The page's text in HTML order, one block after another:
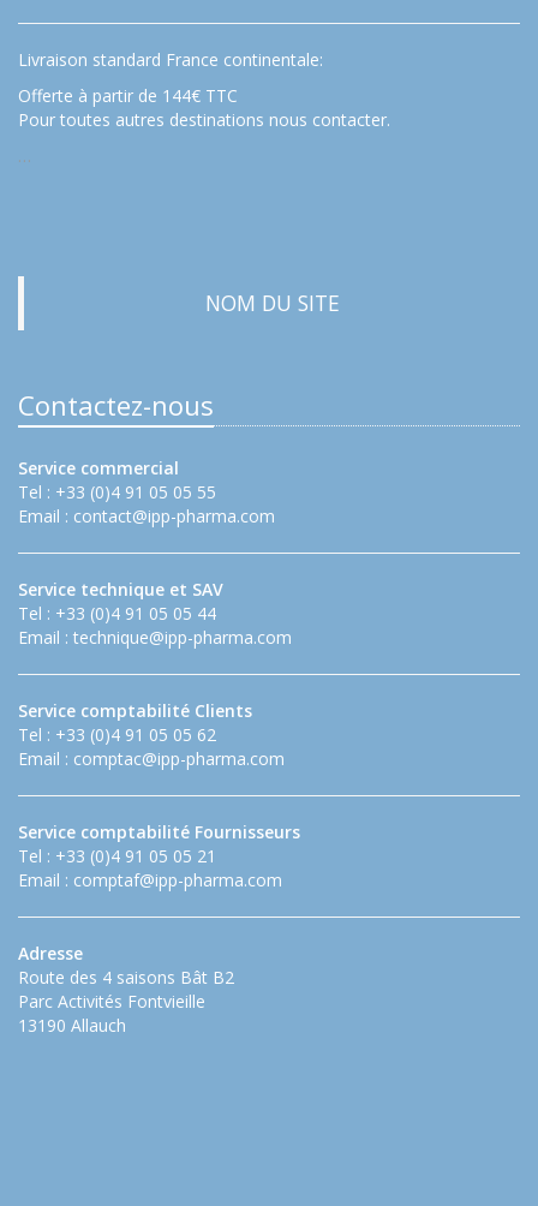
Livraison standard France continentale:
Offerte à partir de 144€ TTC
Pour toutes autres destinations nous contacter.
…
NOM DU SITE
Contactez-nous
Service commercial
Tel : +33 (0)4 91 05 05 55
Email : contact@ipp-pharma.com
Service technique et SAV
Tel : +33 (0)4 91 05 05 44
Email : technique@ipp-pharma.com
Service comptabilité Clients
Tel : +33 (0)4 91 05 05 62
Email : comptac@ipp-pharma.com
Service comptabilité Fournisseurs
Tel : +33 (0)4 91 05 05 21
Email : comptaf@ipp-pharma.com
Adresse
Route des 4 saisons Bât B2
Parc Activités Fontvieille
13190 Allauch